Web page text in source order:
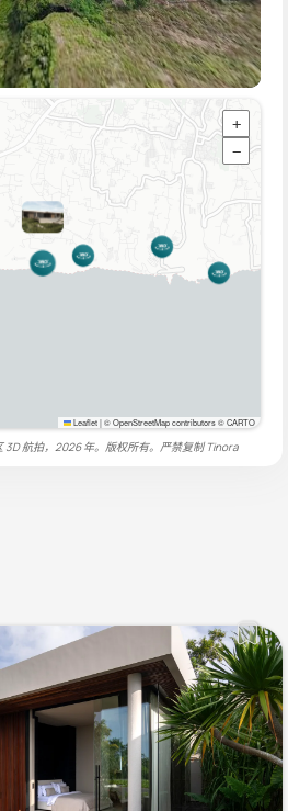
+
−
Leaflet|© OpenStreetMap contributors © CARTO
3D 航拍，2026 年。版权所有。严禁复制Tinora